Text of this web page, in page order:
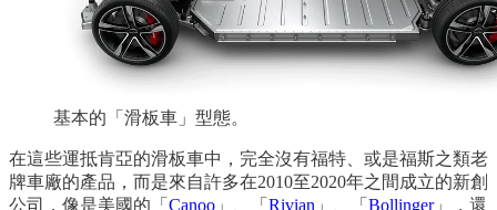
基本的「滑板車」型態。
在這些運抵肯亞的滑板車中，完全沒有福特、或是福斯之類老
牌車廠的產品，而是來自許多在2010至2020年之間成立的新創
公司，像是美國的「 Canoo 」、「 Rivian 」、「 Bollinger」，還